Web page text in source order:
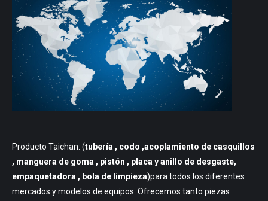
Producto Taichan: (tubería , codo ,acoplamiento de casquillos
, manguera de goma , pistón , placa y anillo de desgaste,
empaquetadora , bola de limpieza)para todos los diferentes
mercados y modelos de equipos. Ofrecemos tanto piezas